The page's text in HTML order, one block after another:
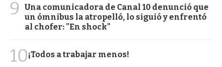
9
Una comunicadora de Canal 10 denunció que
un ómnibus la atropelló, lo siguió y enfrentó
al chofer: "En shock"
10¡Todos a trabajar menos!